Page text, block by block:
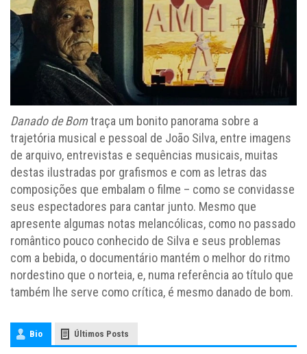
Danado de Bomtraça um bonito panorama sobre a
trajetória musical e pessoal de João Silva, entre imagens
de arquivo, entrevistas e sequências musicais, muitas
destas ilustradas por grafismos e com as letras das
composições que embalam o filme – como se convidasse
seus espectadores para cantar junto. Mesmo que
apresente algumas notas melancólicas, como no passado
romântico pouco conhecido de Silva e seus problemas
com a bebida, o documentário mantém o melhor do ritmo
nordestino que o norteia, e, numa referência ao título que
também lhe serve como crítica, é mesmo danado de bom.
Bio Últimos Posts